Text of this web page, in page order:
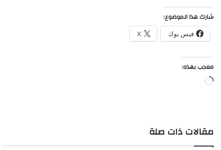
شارك هذا الموضوع:
فيس بوك X
معجب بهذه:
جاري
مقالات ذات صلة